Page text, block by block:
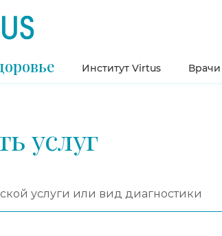
Институт Virtus Врачи
услуг